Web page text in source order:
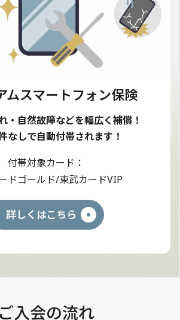
ムスマートフォン保険
・自然故障などを幅広く補償！
なしで自動付帯されます！
付帯対象カード
ドゴールド/東武カードVIP
詳しくはこちら
ご入会の流れ